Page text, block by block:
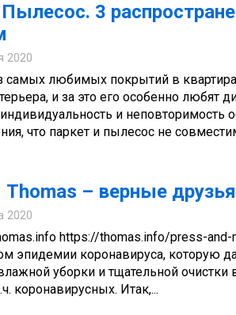
3
2020
самых любимых покрытий в
и за это его особенно любят
и
что паркет и пылесос не
– верные
2020
https://thomas.info/press-
эпидемии коронавируса, которую
уборки и тщательной
коронавирусных. Итак,...